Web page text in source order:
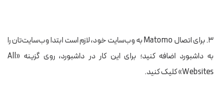
۳. برای اتصال Matomo به وب‌سایت خود، لازم است ابتدا وب‌سایت‌تان را
به داشبورد اضافه کنید؛ برای این کار در داشبورد، روی گزینه‌ «All
Websites» کلیک کنید.